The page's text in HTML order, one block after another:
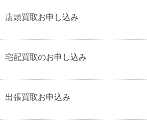
店頭買取お申し込み
宅配買取のお申し込み
出張買取お申込み